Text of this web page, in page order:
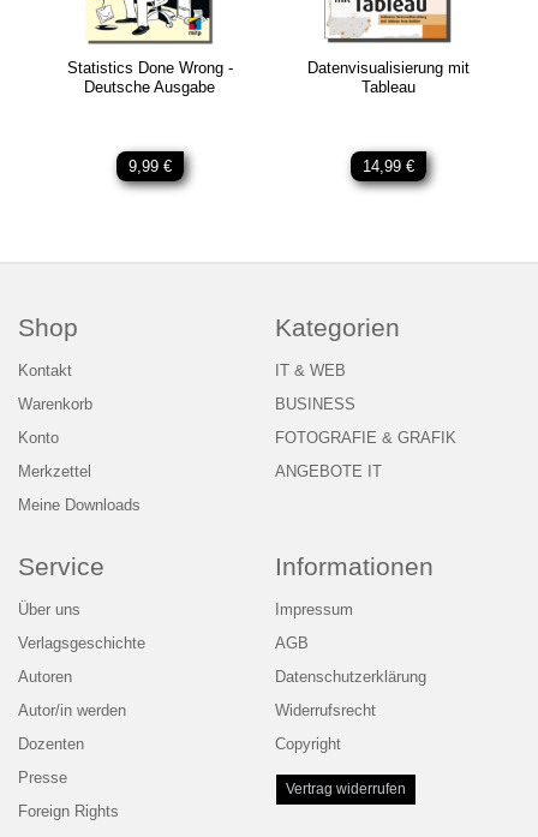
Statistics Done Wrong -
Deutsche Ausgabe
9,99 €
Datenvisualisierung mit
Tableau
14,99 €
Shop
Kontakt
Warenkorb
Konto
Merkzettel
Meine Downloads
Kategorien
IT & WEB
BUSINESS
FOTOGRAFIE & GRAFIK
ANGEBOTE IT
Service
Über uns
Verlagsgeschichte
Autoren
Autor/in werden
Dozenten
Presse
Foreign Rights
Informationen
Impressum
AGB
Datenschutzerklärung
Widerrufsrecht
Copyright
Vertrag widerrufen